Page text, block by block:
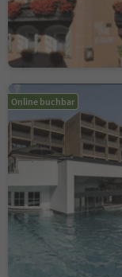
Online buchbar